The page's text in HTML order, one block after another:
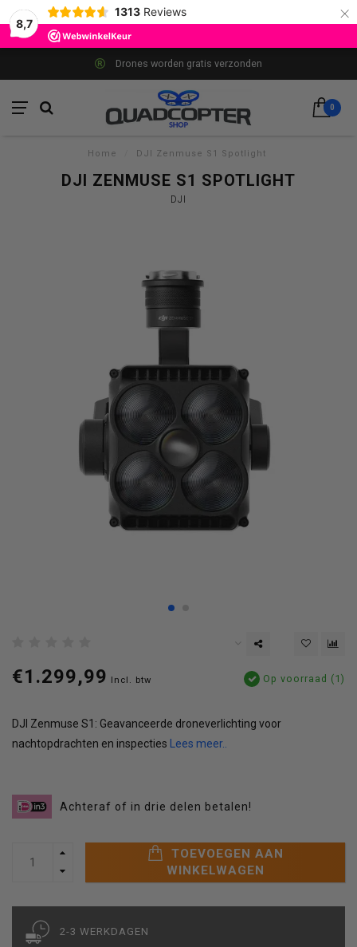
8,7
1313 Reviews ×
Drones worden gratis verzonden
0
Home DJI Zenmuse S1 Spotlight
DJI ZENMUSE S1 SPOTLIGHT
DJI
€1.299,99 Incl. btw Op voorraad (1)
DJI Zenmuse S1: Geavanceerde droneverlichting voor
nachtopdrachten en inspecties Lees meer..
Achteraf of in drie delen betalen!
TOEVOEGEN AAN
WINKELWAGEN
2-3 WERKDAGEN